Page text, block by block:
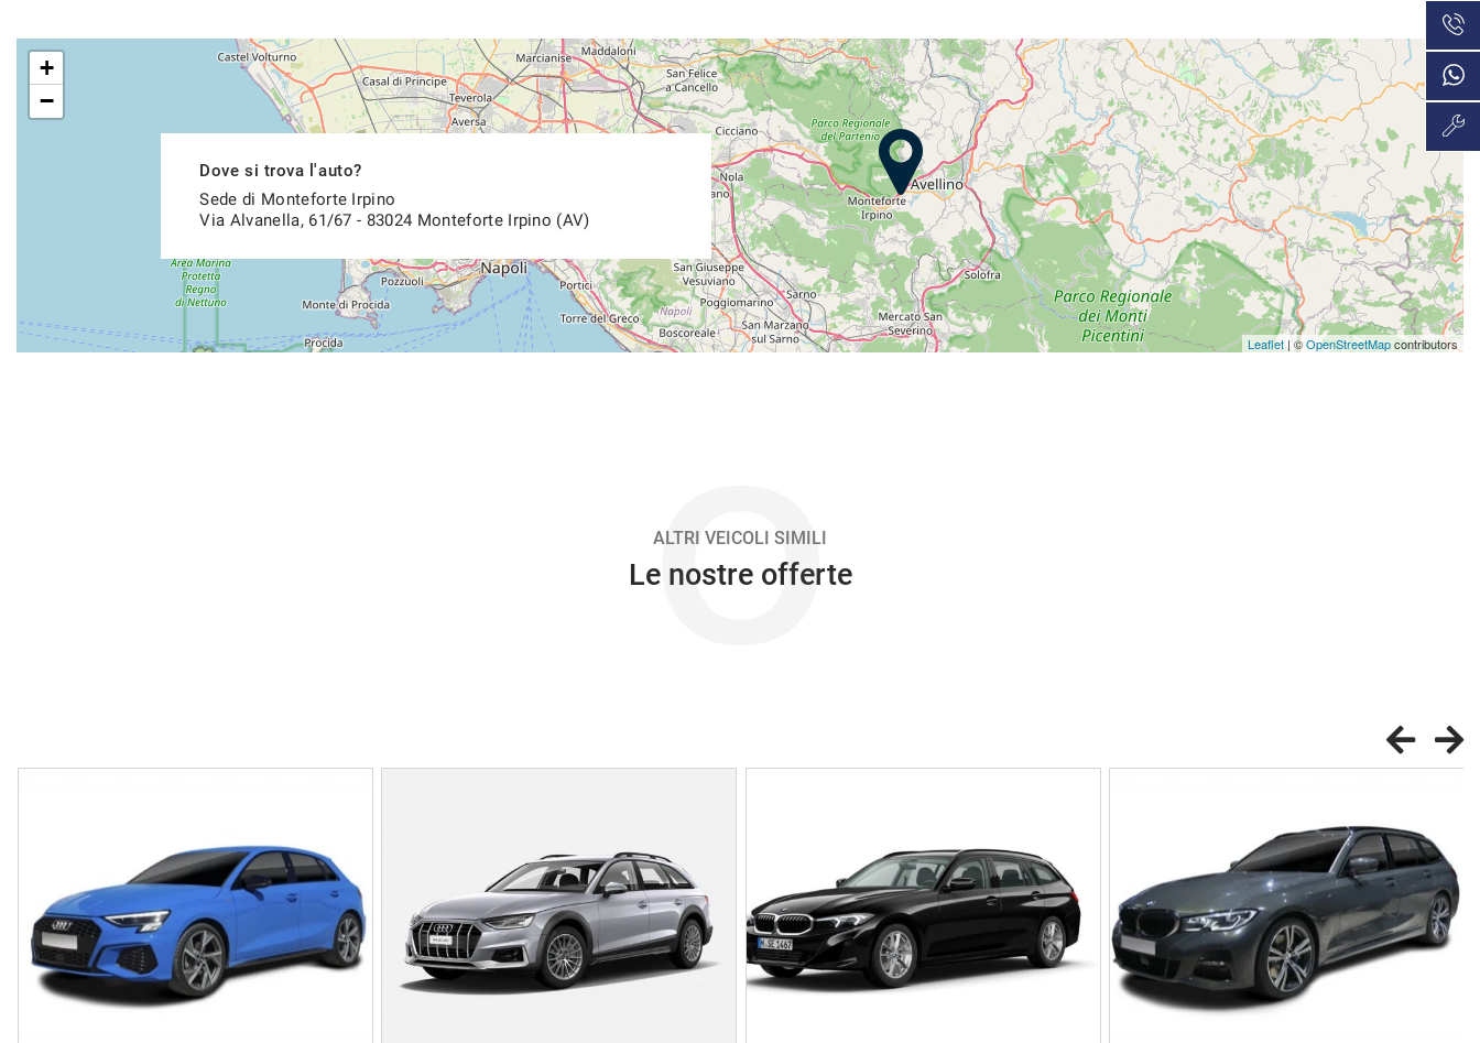
879€/mese
36 Mesi
VEDI
892€/mese
36 Mesi
VEDI
892€/mese
48 Mesi
VEDI
939€/mese VEDI
Dove si trova l'auto?
Sede di Monteforte Irpino
Via Alvanella, 61/67 - 83024 Monteforte Irpino (AV)
+
−
Leaflet | ©OpenStreetMapcontributors
O
ALTRI VEICOLI SIMILI
Le nostre offerte